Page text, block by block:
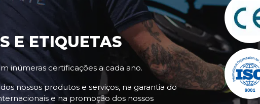
E ETIQUETAS
inúmeras certificações a cada ano.
nossos produtos e serviços, na garantia do
e na promoção dos nossos